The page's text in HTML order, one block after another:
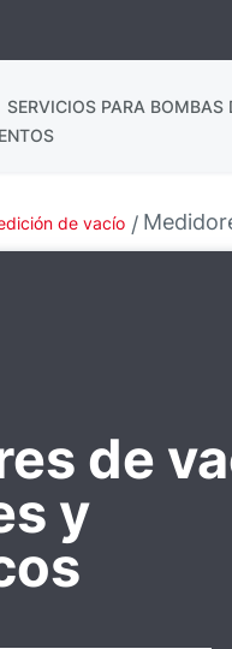
SERVICIOS PARA BOMBAS
de vacío
de
y